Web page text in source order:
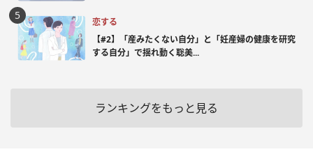
恋する
【#2】「産みたくない自分」と「妊産婦の健康を研究
する自分」で揺れ動く聡美...
ランキングをもっと見る